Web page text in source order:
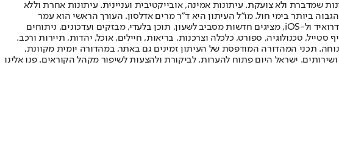
שמדברת ולא צועקת. עיתונות אמינה, אובייקטיבית ועניינית. עיתונות אחרת וללא
לעיתון הישראלי בעל שיעור החשיפה הגבוה ביותר בימי חול. מו"ל העיתון היא ד"ר מרים אדלסון. העורך הראשי הוא עמר
לחמנוביץ, והעורך המייסד הוא עמוס רגב. אתרי האינטרנט של "ישראל היום" בעברית ובאנגלית, כמו כן היישומונים (אפליקציות) לאנדרואיד ול-iOS, מציגים חדשות מסביב לשעון, תוכן בלעדי, מבזקים ועדכונים, ניתוחים
טכנולוגיה, ספורט, כלכלה וצרכנות, בריאות, חיילים, אוכל, יהדות, תיירות ורכב.
תכני המהדורה המודפסת של העיתון זמינים גם באתר, במהדורה יומית מקוונת,
ישראל היום פתוח להערות, לביקורת ולהצעות לשיפור מקהל הקוראים. פנו אלינו